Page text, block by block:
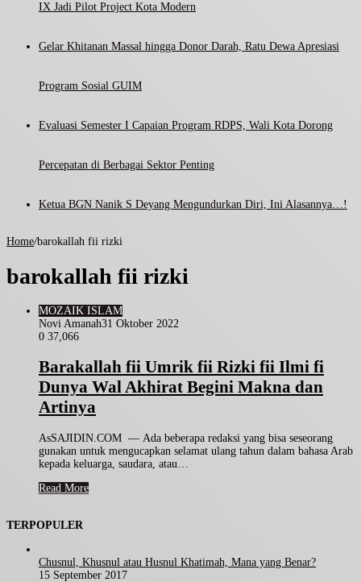
IX Jadi Pilot Project Kota Modern
Gelar Khitanan Massal hingga Donor Darah, Ratu Dewa Apresiasi
Program Sosial GUIM
Evaluasi Semester I Capaian Program RDPS, Wali Kota Dorong
Percepatan di Berbagai Sektor Penting
Ketua BGN Nanik S Deyang Mengundurkan Diri, Ini Alasannya…!
Home/barokallah fii rizki
barokallah fii rizki
MOZAIK ISLAM
Novi Amanah31 Oktober 2022
0 37,066
Barakallah fii Umrik fii Rizki fii Ilmi fi
Dunya Wal Akhirat Begini Makna dan
Artinya
AsSAJIDIN.COM — Ada beberapa redaksi yang bisa seseorang
gunakan untuk mengucapkan selamat ulang tahun dalam bahasa Arab
kepada keluarga, saudara, atau…
Read More
TERPOPULER
Chusnul, Khusnul atau Husnul Khatimah, Mana yang Benar?
15 September 2017